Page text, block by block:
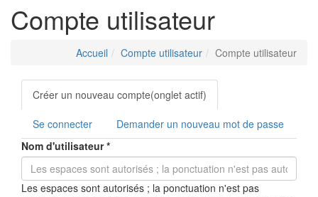
Compte utilisateur
Accueil Compte utilisateur Compte utilisateur
Onglets
principaux
Créer un nouveau compte(onglet actif)
Se connecter
Demander un nouveau mot de passe
Nom d'utilisateur*
Les espaces sont autorisés ; la ponctuation n'est pas